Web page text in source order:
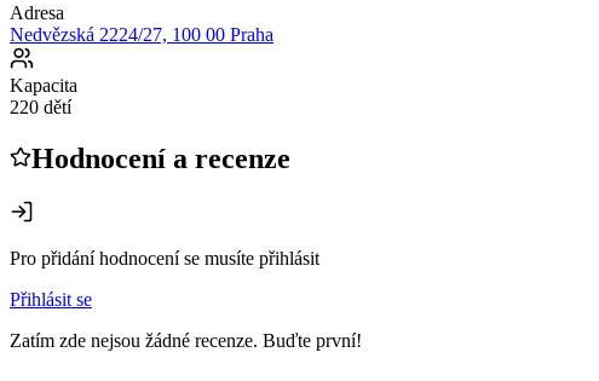
Adresa
Nedvězská 2224/27, 100 00 Praha
Kapacita
220 dětí
Hodnocení a recenze
Pro přidání hodnocení se musíte přihlásit
Přihlásit se
Zatím zde nejsou žádné recenze. Buďte první!